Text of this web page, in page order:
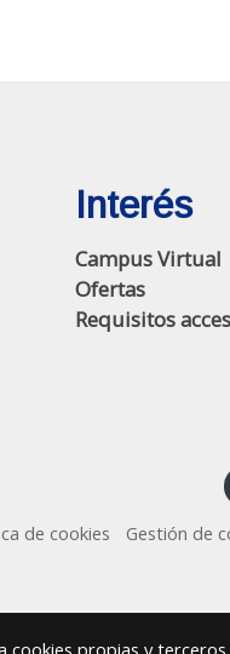
Interés
Campus Virtual
Ofertas
Requisitos
de cookies Gestión de